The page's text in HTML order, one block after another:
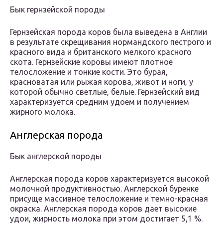
Бык гернзейской породы
Гернзейская порода коров была выведена в Англии
в результате скрещивания нормандского пестрого и
красного вида и британского мелкого красного
скота. Гернзейские коровы имеют плотное
телосложение и тонкие кости. Это бурая,
красноватая или рыжая корова, живот и ноги, у
которой обычно светлые, белые. Гернзейский вид
характеризуется средним удоем и получением
жирного молока.
Англерская порода
Бык англерской породы
Англерская порода коров характеризуется высокой
молочной продуктивностью. Англерской буренке
присуще массивное телосложение и темно-красная
окраска. Англерская порода коров дает высокие
удои, жирность молока при этом достигает 5,1 %.